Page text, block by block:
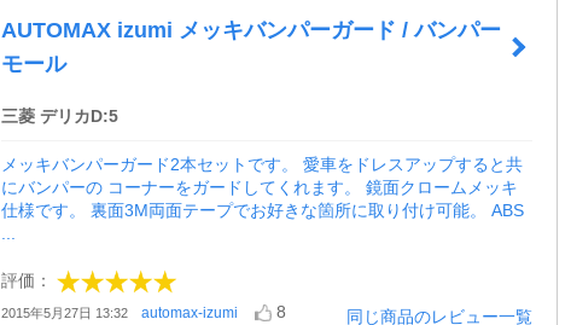
AUTOMAX izumi メッキバンパーガード / バンパー
モール
三菱 デリカD:5
メッキバンパーガード2本セットです。 愛車をドレスアップすると共
にバンパーの コーナーをガードしてくれます。 鏡面クロームメッキ
仕様です。 裏面3M両面テープでお好きな箇所に取り付け可能。 ABS
評価：
2015年5月27日 13:32 automax-izumi 8 同じ商品のレビュー一覧